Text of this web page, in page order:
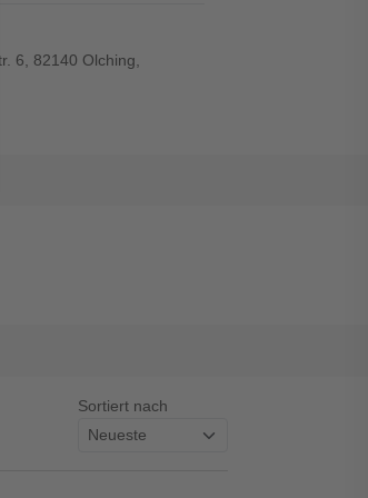
6, 82140 Olching,
Sortiert nach